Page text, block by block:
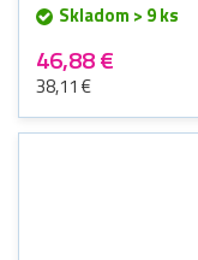
Skladom > 9 ks
46,88 €
38,11 €